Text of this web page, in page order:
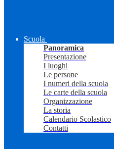
Scuola
Panoramica
Presentazione
I luoghi
Le persone
I numeri della scuola
Le carte della scuola
Organizzazione
La storia
Calendario Scolastico
Contatti